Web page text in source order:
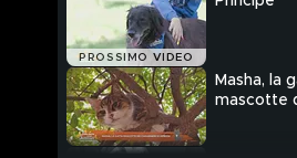
PROSSIMO VIDEO
Masha, la
mascotte